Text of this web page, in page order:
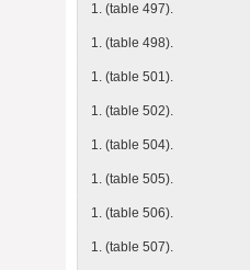
1. (table 497).
1. (table 498).
1. (table 501).
1. (table 502).
1. (table 504).
1. (table 505).
1. (table 506).
1. (table 507).